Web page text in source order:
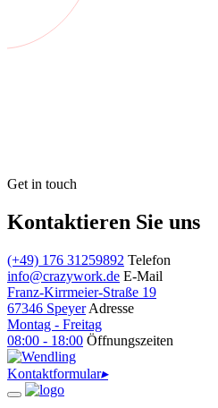
Get in touch
Kontaktieren Sie uns
(+49) 176 31259892 Telefon
info@crazywork.de E-Mail
Franz-Kirrmeier-Straße 19
67346 Speyer Adresse
Montag - Freitag
08:00 - 18:00 Öffnungszeiten
Kontaktformular▸